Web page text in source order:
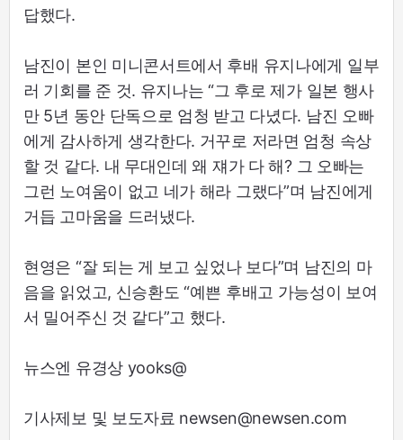
답했다.
남진이 본인 미니콘서트에서 후배 유지나에게 일부
러 기회를 준 것. 유지나는 “그 후로 제가 일본 행사
만 5년 동안 단독으로 엄청 받고 다녔다. 남진 오빠
에게 감사하게 생각한다. 거꾸로 저라면 엄청 속상
할 것 같다. 내 무대인데 왜 쟤가 다 해? 그 오빠는
그런 노여움이 없고 네가 해라 그랬다”며 남진에게
거듭 고마움을 드러냈다.
현영은 “잘 되는 게 보고 싶었나 보다”며 남진의 마
음을 읽었고, 신승환도 “예쁜 후배고 가능성이 보여
서 밀어주신 것 같다”고 했다.
뉴스엔 유경상 yooks@
기사제보 및 보도자료 newsen@newsen.com